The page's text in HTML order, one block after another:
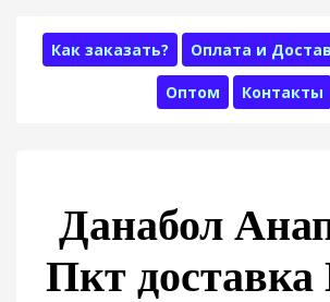
Как заказать? Оплата и
Оптом Контакты
Данабол
Пкт доставка